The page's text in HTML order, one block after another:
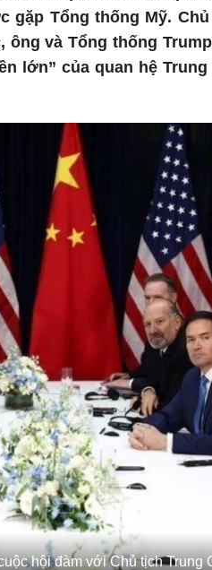
gặp Tổng thống Mỹ.
và Tổng thống
lớn” của quan hệ
hội đàm với Chủ tịch Trung